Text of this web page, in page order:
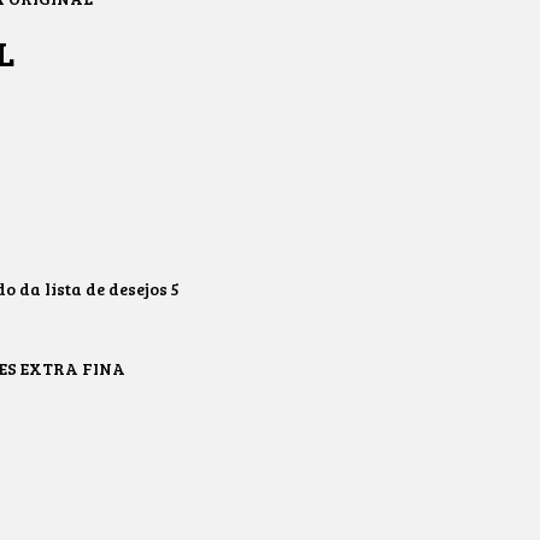
da lista de desejos 5
EXTRA FINA